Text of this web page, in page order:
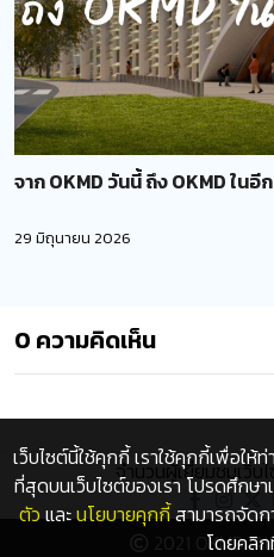
จาก OKMD วันนี้ ถึง OKMD ใน
29 มิถุนายน 2026
0 ความคิดเห็น
เว็บไซต์นี้ใช้คุกกี้ เราใช้คุกกี้เพื่อใ
ที่สุดบนเว็บไซต์ของเรา โปรดศึกษา
ตัวและนโยบายคุกกี้สามารถจัด
โดยคลิ
จำนวนผู้เยี่ยมชมเว็บ
2021 OKMD.